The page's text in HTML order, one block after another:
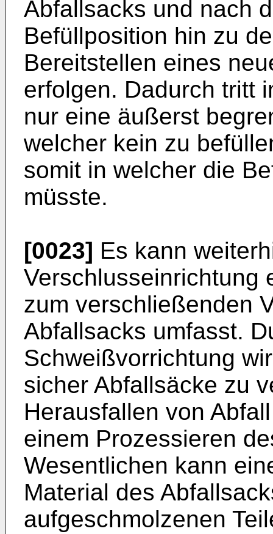
Abfallsacks und nach
Befüllposition hin zu
Bereitstellen eines
erfolgen. Dadurch tritt
nur eine äußerst
welcher kein zu
somit in welcher die
müsste.
[0023] Es kann
Verschlusseinrichtung
zum verschließenden
Abfallsacks umfasst.
Schweißvorrichtung
sicher Abfallsäcke zu
Herausfallen von
einem Prozessieren
Wesentlichen kann
Material des
aufgeschmolzenen